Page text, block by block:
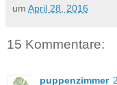
um April 28, 2016
15 Kommentare:
puppenzimmer